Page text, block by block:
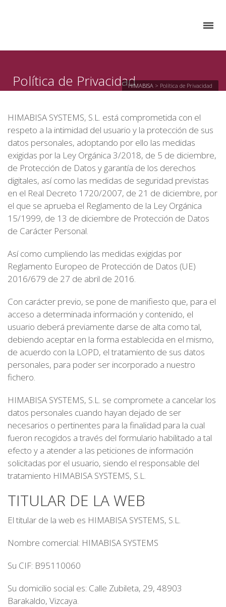
Política de PrivacidadHIMABISA > Política de Privacidad
HIMABISA SYSTEMS, S.L. está comprometida con el
respeto a la intimidad del usuario y la protección de sus
datos personales, adoptando por ello las medidas
exigidas por la Ley Orgánica 3/2018, de 5 de diciembre,
de Protección de Datos y garantía de los derechos
digitales, así como las medidas de seguridad previstas
en el Real Decreto 1720/2007, de 21 de diciembre, por
el que se aprueba el Reglamento de la Ley Orgánica
15/1999, de 13 de diciembre de Protección de Datos
de Carácter Personal.
Así como cumpliendo las medidas exigidas por
Reglamento Europeo de Protección de Datos (UE)
2016/679 de 27 de abril de 2016.
Con carácter previo, se pone de manifiesto que, para el
acceso a determinada información y contenido, el
usuario deberá previamente darse de alta como tal,
debiendo aceptar en la forma establecida en el mismo,
de acuerdo con la LOPD, el tratamiento de sus datos
personales, para poder ser incorporado a nuestro
fichero.
HIMABISA SYSTEMS, S.L. se compromete a cancelar los
datos personales cuando hayan dejado de ser
necesarios o pertinentes para la finalidad para la cual
fueron recogidos a través del formulario habilitado a tal
efecto y a atender a las peticiones de información
solicitadas por el usuario, siendo el responsable del
tratamiento HIMABISA SYSTEMS, S.L.
TITULAR DE LA WEB
El titular de la web es HIMABISA SYSTEMS, S.L.
Nombre comercial: HIMABISA SYSTEMS
Su CIF: B95110060
Su domicilio social es: Calle Zubileta, 29, 48903
Barakaldo, Vizcaya.